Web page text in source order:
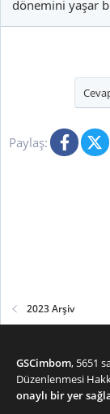
dönemini yaşar
Paylaş:
2023 Arşiv
GSCimbom, 5651
Düzenlenmesi
onaylı bir yer